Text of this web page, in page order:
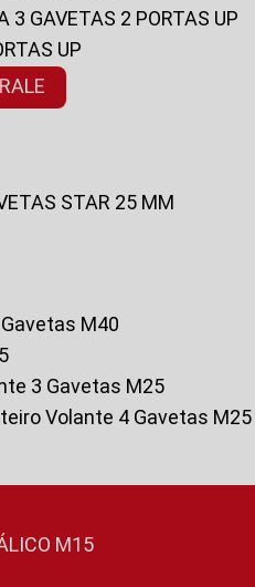
3 GAVETAS 2 PORTAS UP
UP
STAR 25 MM
Gavetas M40
3 Gavetas M25
Volante 4 Gavetas M25
M15